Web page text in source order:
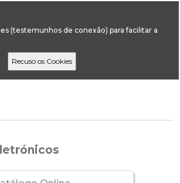
(testemunhos de conexão) para facilitar a